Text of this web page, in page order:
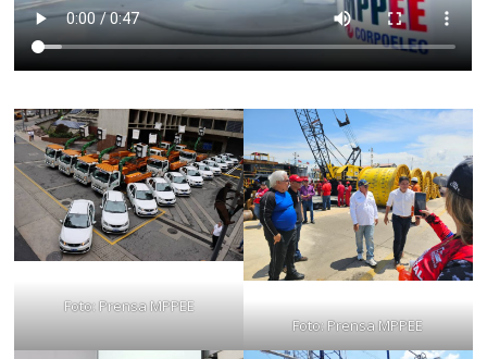
Foto: Prensa MPPEE
Foto: Prensa MPPEE